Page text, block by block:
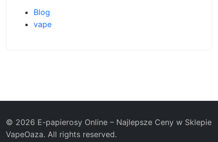
Blog
vape
© 2026 E-papierosy Online – Najlepsze Ceny w Sklepie
VapeOaza. All rights reserved.